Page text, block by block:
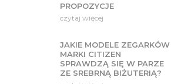
PROPOZYCJE
czytaj więcej
JAKIE MODELE ZEGARKÓW
MARKI CITIZEN
SPRAWDZĄ SIĘ W PARZE
ZE SREBRNĄ BIŻUTERIĄ?